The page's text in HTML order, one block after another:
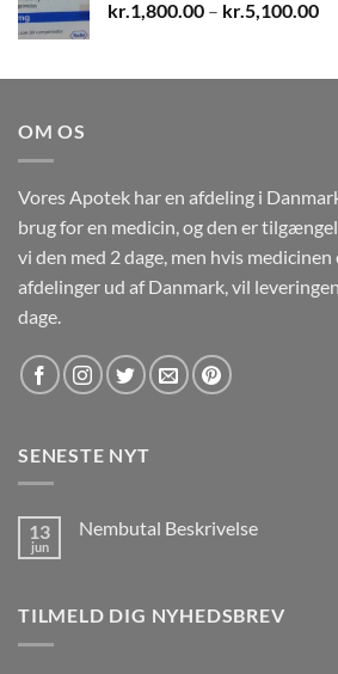
kr.1,800.00 – kr.5,100.00
OM OS
Vores Apotek har en afdeling i
brug for en medicin, og den er
vi den med 2 dage, men hvis
afdelinger ud af Danmark, vil
dage.
SENESTE NYT
13
jun
Nembutal Beskrivelse
Beskrivelse
TILMELD DIG NYHEDSBREV